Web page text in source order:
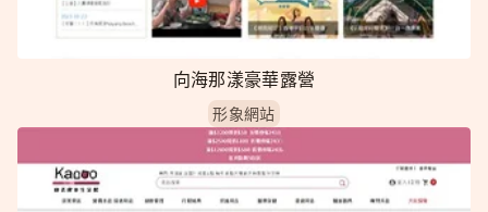
向海那漾豪華露營
形象網站